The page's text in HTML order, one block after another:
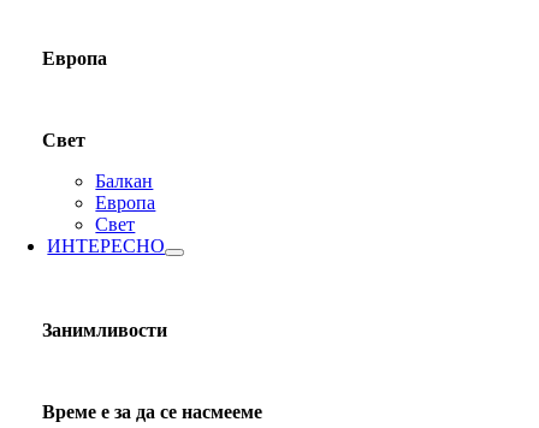
Европа
Свет
Балкан
Европа
Свет
ИНТЕРЕСНО
Занимливости
Време е за да се насмееме